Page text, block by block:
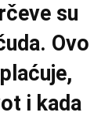
su
Ovo
i kada